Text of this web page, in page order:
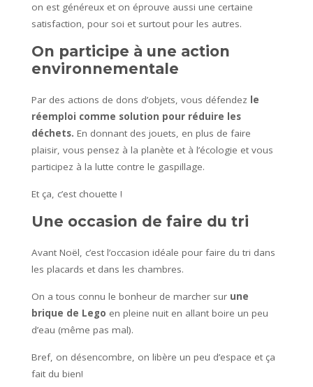
on est généreux et on éprouve aussi une certaine
satisfaction, pour soi et surtout pour les autres.
On participe à une action
environnementale
Par des actions de dons d’objets, vous défendez le
réemploi comme solution pour réduire les
déchets. En donnant des jouets, en plus de faire
plaisir, vous pensez à la planète et à l’écologie et vous
participez à la lutte contre le gaspillage.
Et ça, c’est chouette !
Une occasion de faire du tri
Avant Noël, c’est l’occasion idéale pour faire du tri dans
les placards et dans les chambres.
On a tous connu le bonheur de marcher sur une
brique de Lego en pleine nuit en allant boire un peu
d’eau (même pas mal).
Bref, on désencombre, on libère un peu d’espace et ça
fait du bien!